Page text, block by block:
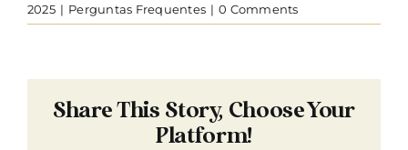
2025 | Perguntas Frequentes | 0 Comments
Share This Story, Choose Your
Platform!